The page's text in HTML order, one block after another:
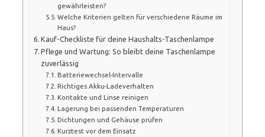
gewährleisten?
Welche Kriterien gelten für verschiedene Räume im
Haus?
Kauf-Checkliste für deine Haushalts-Taschenlampe
Pflege und Wartung: So bleibt deine Taschenlampe
zuverlässig
Batteriewechsel-Intervalle
Richtiges Akku-Ladeverhalten
Kontakte und Linse reinigen
Lagerung bei passenden Temperaturen
Dichtungen und Gehäuse prüfen
Kurztest vor dem Einsatz